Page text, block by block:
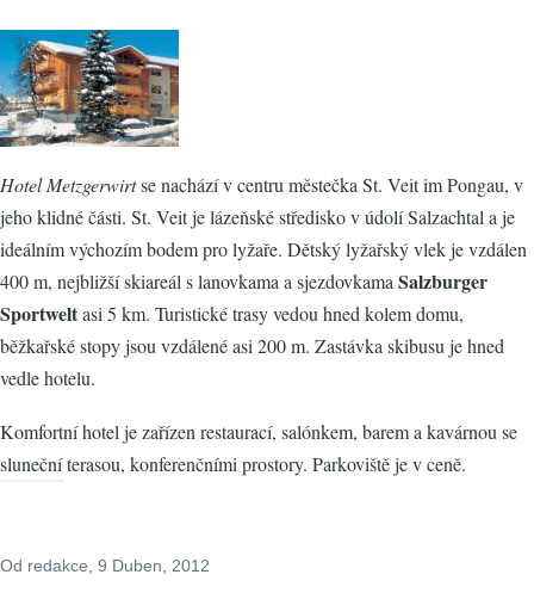
Hotel Metzgerwirtse nachází v centru městečka St. Veit im Pongau, v
jeho klidné části. St. Veit je lázeňské středisko v údolí Salzachtal a je
ideálním výchozím bodem pro lyžaře. Dětský lyžařský vlek je vzdálen
400 m, nejbližší skiareál s lanovkama a sjezdovkamaSalzburger
Sportweltasi 5 km. Turistické trasy vedou hned kolem domu,
běžkařské stopy jsou vzdálené asi 200 m. Zastávka skibusu je hned
vedle hotelu.
Komfortní hotel je zařízen restaurací, salónkem, barem a kavárnou se
sluneční terasou, konferenčními prostory. Parkoviště je v ceně.
Od redakce, 9 Duben, 2012